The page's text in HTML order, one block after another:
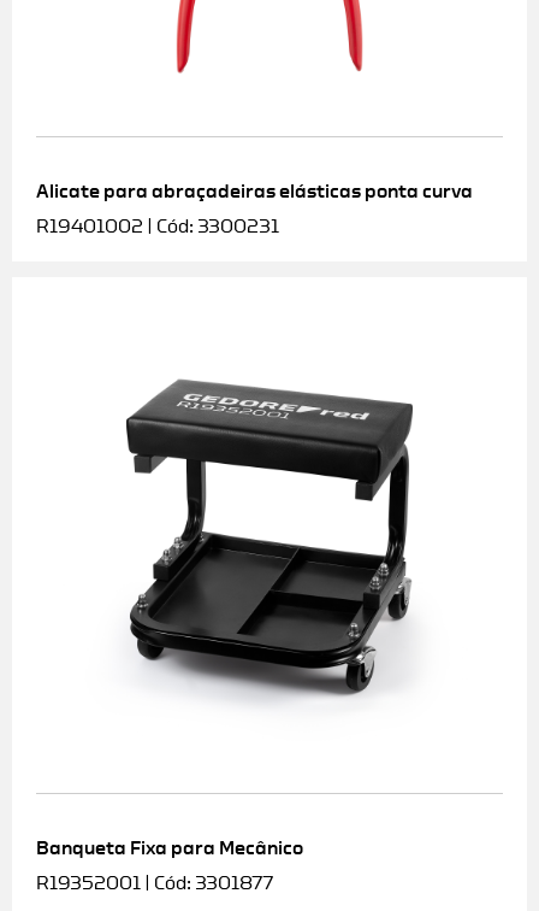
Alicate para abraçadeiras elásticas ponta curva
R19401002 | Cód: 3300231
Banqueta Fixa para Mecânico
R19352001 | Cód: 3301877